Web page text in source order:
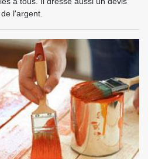
l'argent.